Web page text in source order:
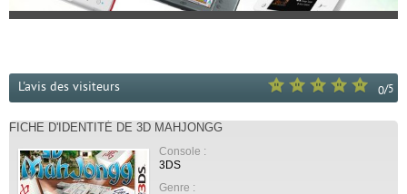
0/5
L'avis des visiteurs
FICHE D'IDENTITÉ DE 3D MAHJONGG
Console :
3DS
Genre :